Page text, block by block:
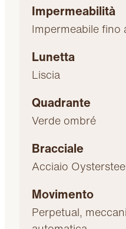
Impermeabilità
Impermeabile fino
Lunetta
Liscia
Quadrante
Verde ombré
Bracciale
Acciaio
Movimento
Perpetual,